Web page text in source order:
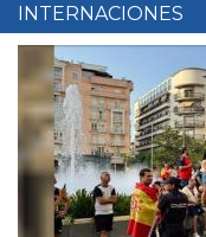
INTERNACIONES